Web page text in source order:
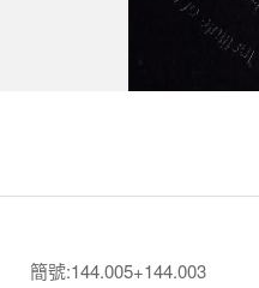
簡號:144.005+144.003